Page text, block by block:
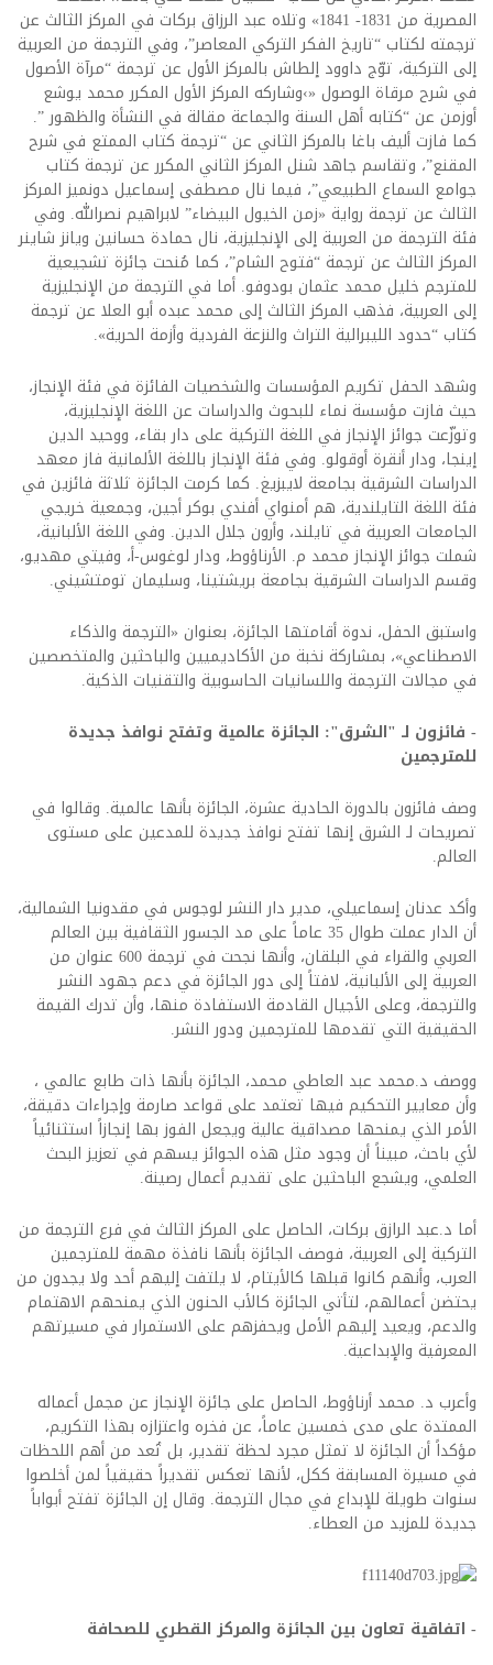
المصرية من 1831- 1841» وتلاه عبد الرزاق بركات في المركز الثالث عن
ترجمته لكتاب “تاريخ الفكر التركي المعاصر”، وفي الترجمة من العربية
إلى التركية، توّج داوود إلطاش بالمركز الأول عن ترجمة “مرآة الأصول
في شرح مرقاة الوصول «›وشاركه المركز الأول المكرر محمد يوشع
أوزمن عن “كتابه أهل السنة والجماعة مقالة في النشأة والظهور ”.
كما فازت أليف باغا بالمركز الثاني عن “ترجمة كتاب الممتع في شرح
المقنع”، وتقاسم جاهد شنل المركز الثاني المكرر عن ترجمة كتاب
جوامع السماع الطبيعي”، فيما نال مصطفى إسماعيل دونميز المركز
الثالث عن ترجمة رواية «زمن الخيول البيضاء” لابراهيم نصرالله. وفي
فئة الترجمة من العربية إلى الإنجليزية، نال حمادة حسانين ويانز شاينر
المركز الثالث عن ترجمة “فتوح الشام”، كما مُنحت جائزة تشجيعية
للمترجم خليل محمد عثمان بودوفو. أما في الترجمة من الإنجليزية
إلى العربية، فذهب المركز الثالث إلى محمد عبده أبو العلا عن ترجمة
كتاب “حدود الليبرالية التراث والنزعة الفردية وأزمة الحرية».
وشهد الحفل تكريم المؤسسات والشخصيات الفائزة في فئة الإنجاز،
حيث فازت مؤسسة نماء للبحوث والدراسات عن اللغة الإنجليزية،
وتوزّعت جوائز الإنجاز في اللغة التركية على دار بقاء، ووحيد الدين
إينجا، ودار أنقرة أوقولو. وفي فئة الإنجاز باللغة الألمانية فاز معهد
الدراسات الشرقية بجامعة لايبزيغ. كما كرمت الجائزة ثلاثة فائزين في
فئة اللغة التايلندية، هم أمنواي أفندي بوكر أجين، وجمعية خريجي
الجامعات العربية في تايلند، وأرون جلال الدين. وفي اللغة الألبانية،
شملت جوائز الإنجاز محمد م. الأرناؤوط، ودار لوغوس-أ، وفيتي مهديو،
وقسم الدراسات الشرقية بجامعة بريشتينا، وسليمان تومتشيني.
واستبق الحفل، ندوة أقامتها الجائزة، بعنوان «الترجمة والذكاء
الاصطناعي»، بمشاركة نخبة من الأكاديميين والباحثين والمتخصصين
في مجالات الترجمة واللسانيات الحاسوبية والتقنيات الذكية.
- فائزون لـ "الشرق": الجائزة عالمية وتفتح نوافذ جديدة
للمترجمين
وصف فائزون بالدورة الحادية عشرة، الجائزة بأنها عالمية. وقالوا في
تصريحات لـ الشرق إنها تفتح نوافذ جديدة للمدعين على مستوى
العالم.
وأكد عدنان إسماعيلي، مدير دار النشر لوجوس في مقدونيا الشمالية،
أن الدار عملت طوال 35 عاماً على مد الجسور الثقافية بين العالم
العربي والقراء في البلقان، وأنها نجحت في ترجمة 600 عنوان من
العربية إلى الألبانية، لافتاً إلى دور الجائزة في دعم جهود النشر
والترجمة، وعلى الأجيال القادمة الاستفادة منها، وأن تدرك القيمة
الحقيقية التي تقدمها للمترجمين ودور النشر.
ووصف د.محمد عبد العاطي محمد، الجائزة بأنها ذات طابع عالمي ،
وأن معايير التحكيم فيها تعتمد على قواعد صارمة وإجراءات دقيقة،
الأمر الذي يمنحها مصداقية عالية ويجعل الفوز بها إنجازاً استثنائياً
لأي باحث، مبيناً أن وجود مثل هذه الجوائز يسهم في تعزيز البحث
العلمي، ويشجع الباحثين على تقديم أعمال رصينة.
أما د.عبد الرازق بركات، الحاصل على المركز الثالث في فرع الترجمة من
التركية إلى العربية، فوصف الجائزة بأنها نافذة مهمة للمترجمين
العرب، وأنهم كانوا قبلها كالأيتام، لا يلتفت إليهم أحد ولا يجدون من
يحتضن أعمالهم، لتأتي الجائزة كالأب الحنون الذي يمنحهم الاهتمام
والدعم، ويعيد إليهم الأمل ويحفزهم على الاستمرار في مسيرتهم
المعرفية والإبداعية.
وأعرب د. محمد أرناؤوط، الحاصل على جائزة الإنجاز عن مجمل أعماله
الممتدة على مدى خمسين عاماً، عن فخره واعتزازه بهذا التكريم،
مؤكداً أن الجائزة لا تمثل مجرد لحظة تقدير، بل تُعد من أهم اللحظات
في مسيرة المسابقة ككل، لأنها تعكس تقديراً حقيقياً لمن أخلصوا
سنوات طويلة للإبداع في مجال الترجمة. وقال إن الجائزة تفتح أبواباً
جديدة للمزيد من العطاء.
- اتفاقية تعاون بين الجائزة والمركز القطري للصحافة